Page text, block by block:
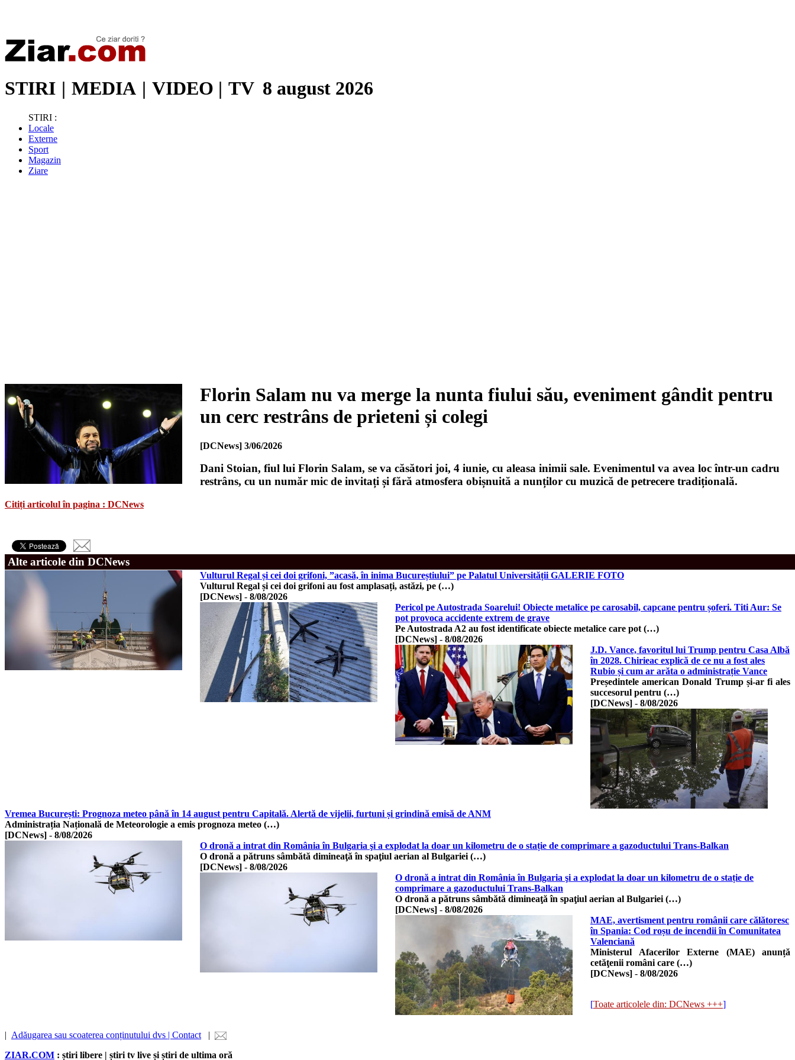
STIRI | MEDIA | VIDEO | TV 8 august 2026
STIRI :
Locale
Externe
Sport
Magazin
Ziare
Florin Salam nu va merge la nunta fiului său, eveniment gândit pentru
un cerc restrâns de prieteni și colegi
[DCNews] 3/06/2026
Dani Stoian, fiul lui Florin Salam, se va căsători joi, 4 iunie, cu aleasa inimii sale. Evenimentul va avea loc într-un cadru
restrâns, cu un număr mic de invitați și fără atmosfera obișnuită a nunților cu muzică de petrecere tradițională.
Citiți articolul în pagina : DCNews
Alte articole din DCNews
Vulturul Regal și cei doi grifoni, ”acasă, în inima Bucureștiului” pe Palatul Universității GALERIE FOTO
Vulturul Regal și cei doi grifoni au fost amplasați, astăzi, pe (…)
[DCNews] - 8/08/2026
Pericol pe Autostrada Soarelui! Obiecte metalice pe carosabil, capcane pentru șoferi. Titi Aur: Se
pot provoca accidente extrem de grave
Pe Autostrada A2 au fost identificate obiecte metalice care pot (…)
[DCNews] - 8/08/2026
J.D. Vance, favoritul lui Trump pentru Casa Albă
în 2028. Chirieac explică de ce nu a fost ales
Rubio și cum ar arăta o administrație Vance
Președintele american Donald Trump și-ar fi ales
succesorul pentru (…)
[DCNews] - 8/08/2026
Vremea București: Prognoza meteo până în 14 august pentru Capitală. Alertă de vijelii, furtuni și grindină emisă de ANM
Administrația Națională de Meteorologie a emis prognoza meteo (…)
[DCNews] - 8/08/2026
O dronă a intrat din România în Bulgaria şi a explodat la doar un kilometru de o stație de comprimare a gazoductului Trans-Balkan
O dronă a pătruns sâmbătă dimineaţă în spaţiul aerian al Bulgariei (…)
[DCNews] - 8/08/2026
O dronă a intrat din România în Bulgaria şi a explodat la doar un kilometru de o stație de
comprimare a gazoductului Trans-Balkan
O dronă a pătruns sâmbătă dimineaţă în spaţiul aerian al Bulgariei (…)
[DCNews] - 8/08/2026
MAE, avertisment pentru românii care călătoresc
în Spania: Cod roșu de incendii în Comunitatea
Valenciană
Ministerul Afacerilor Externe (MAE) anunță
cetăţenii români care (…)
[DCNews] - 8/08/2026
[Toate articolele din: DCNews +++]
| Adăugarea sau scoaterea conținutului dvs | Contact |
ZIAR.COM : știri libere | știri tv live și știri de ultima oră